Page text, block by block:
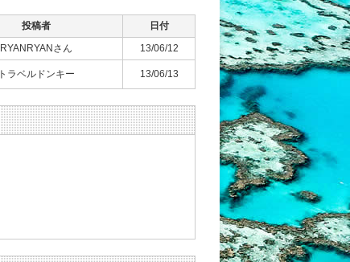
投稿者
日付
RYANRYANさん 13/06/12
トラベルドンキー 13/06/13